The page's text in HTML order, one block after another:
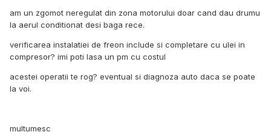
am un zgomot neregulat din zona motorului doar cand dau drumu
la aerul conditionat desi baga rece.
verificarea instalatiei de freon include si completare cu ulei in
compresor? imi poti lasa un pm cu costul
acestei operatii te rog? eventual si diagnoza auto daca se poate
la voi.
multumesc